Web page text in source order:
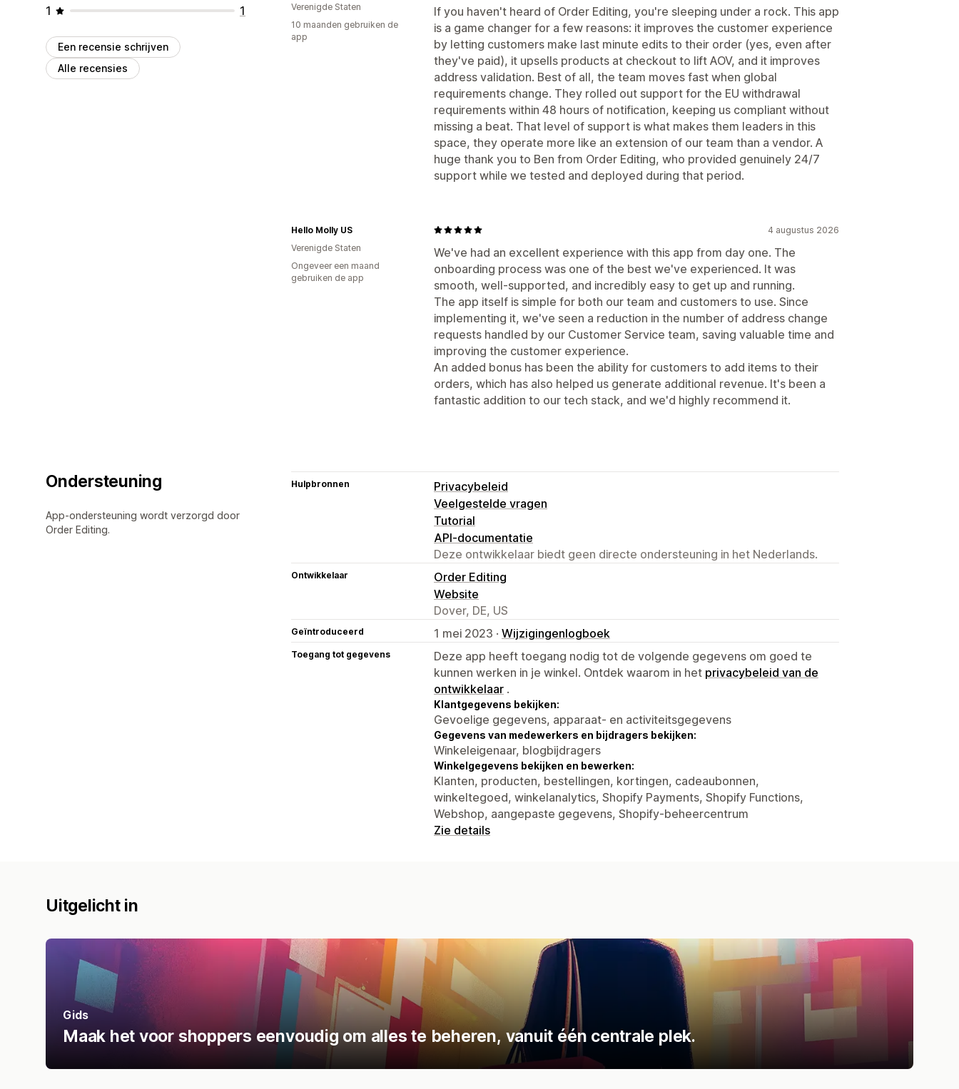
1
1
Een recensie schrijven
Alle recensies
If you haven't heard of Order Editing, you're sleeping under a rock. This app
is a game changer for a few reasons: it improves the customer experience
by letting customers make last minute edits to their order (yes, even after
they've paid), it upsells products at checkout to lift AOV, and it improves
address validation. Best of all, the team moves fast when global
requirements change. They rolled out support for the EU withdrawal
requirements within 48 hours of notification, keeping us compliant without
missing a beat. That level of support is what makes them leaders in this
space, they operate more like an extension of our team than a vendor. A
huge thank you to Ben from Order Editing, who provided genuinely 24/7
support while we tested and deployed during that period.
Verenigde Staten
10 maanden gebruiken de
app
4 augustus 2026
We've had an excellent experience with this app from day one. The
onboarding process was one of the best we've experienced. It was
smooth, well-supported, and incredibly easy to get up and running.
The app itself is simple for both our team and customers to use. Since
implementing it, we've seen a reduction in the number of address change
requests handled by our Customer Service team, saving valuable time and
improving the customer experience.
An added bonus has been the ability for customers to add items to their
orders, which has also helped us generate additional revenue. It's been a
fantastic addition to our tech stack, and we'd highly recommend it.
Hello Molly US
Verenigde Staten
Ongeveer een maand
gebruiken de app
Ondersteuning
App-ondersteuning wordt verzorgd door
Order Editing.
Hulpbronnen
Privacybeleid
Veelgestelde vragen
Tutorial
API-documentatie
Deze ontwikkelaar biedt geen directe ondersteuning in het Nederlands.
Ontwikkelaar
Order Editing
Website
Dover, DE, US
Geïntroduceerd 1 mei 2023 · Wijzigingenlogboek
Toegang tot gegevens
Deze app heeft toegang nodig tot de volgende gegevens om goed te
kunnen werken in je winkel. Ontdek waarom in het privacybeleid van de
ontwikkelaar .
Klantgegevens bekijken:
Gevoelige gegevens, apparaat- en activiteitsgegevens
Gegevens van medewerkers en bijdragers bekijken:
Winkeleigenaar, blogbijdragers
Winkelgegevens bekijken en bewerken:
Klanten, producten, bestellingen, kortingen, cadeaubonnen,
winkeltegoed, winkelanalytics, Shopify Payments, Shopify Functions,
Webshop, aangepaste gegevens, Shopify-beheercentrum
Zie details
Uitgelicht in
Gids
Maak het voor shoppers eenvoudig om alles te beheren, vanuit één centrale plek.